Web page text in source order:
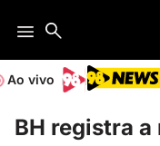
Ao vivo
BH registra